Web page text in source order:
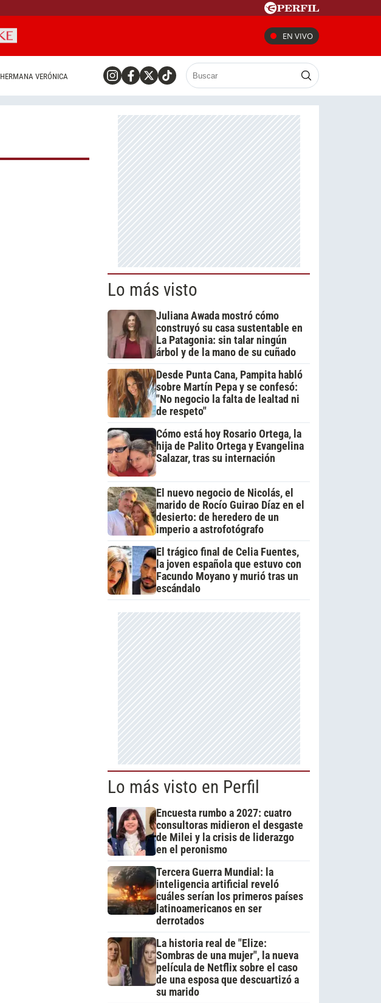
EN VIVO
HERMANA VERÓNICA
Lo más visto
Juliana Awada mostró cómo
construyó su casa sustentable en
La Patagonia: sin talar ningún
árbol y de la mano de su cuñado
Desde Punta Cana, Pampita habló
sobre Martín Pepa y se confesó:
"No negocio la falta de lealtad ni
de respeto"
Cómo está hoy Rosario Ortega, la
hija de Palito Ortega y Evangelina
Salazar, tras su internación
El nuevo negocio de Nicolás, el
marido de Rocío Guirao Díaz en el
desierto: de heredero de un
imperio a astrofotógrafo
El trágico final de Celia Fuentes,
la joven española que estuvo con
Facundo Moyano y murió tras un
escándalo
Lo más visto en Perfil
Encuesta rumbo a 2027: cuatro
consultoras midieron el desgaste
de Milei y la crisis de liderazgo
en el peronismo
Tercera Guerra Mundial: la
inteligencia artificial reveló
cuáles serían los primeros países
latinoamericanos en ser
derrotados
La historia real de "Elize:
Sombras de una mujer", la nueva
película de Netflix sobre el caso
de una esposa que descuartizó a
su marido